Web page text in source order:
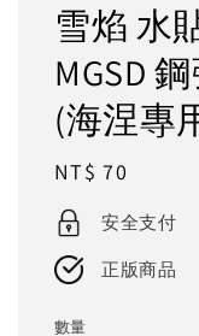
雪焰 水
MGSD
(海涅專
Regular
price
NT$ 70
安全支付
正版商品
數量